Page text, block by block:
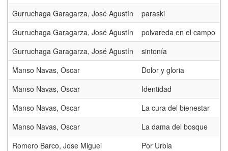
Gurruchaga Garagarza, José Agustín
paraski
Gurruchaga Garagarza, José Agustín
polvareda en el campo
Gurruchaga Garagarza, José Agustín
sintonía
Manso Navas, Oscar
Dolor y gloria
Manso Navas, Oscar
Identidad
Manso Navas, Oscar
La cura del bienestar
Manso Navas, Oscar
La dama del bosque
Romero Barco, Jose Miguel
Por Urbia